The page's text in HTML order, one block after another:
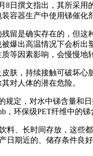
撰文指出，其所采用
容器生产中使用锑催化
是确实存在的，但这
爆出高温情况下会析
等因素影响，会慢慢地
，持续接触可破坏心
对人体的潜在危险。
定，对水中锑含量和日
环保级PET纤维中的锑
、长时间存放，这些都
日期近的、储存条件良